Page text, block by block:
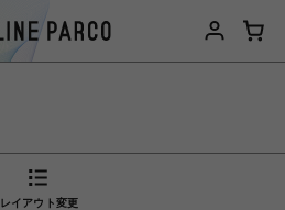
レイアウト変更